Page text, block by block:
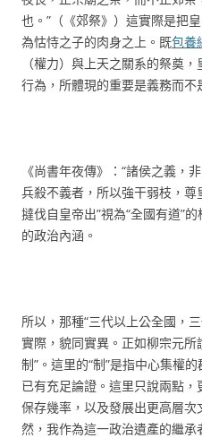
也。”（《郊祭》）這實際是把
為怙恃之子的肉身之上。既包養
（權力）與上天之關系的祭奠
行為，所體現的重要是義務而不
《尚書年夜傳》：“諸侯之義，
兵殺不義者，所以強干弱枝，尊
撻伐自皇帝出”視為“全國有道”
的政治內涵。
所以，那種“三代以上公全國，
實際，貌同實異。正如柳宗元
制”。這里的“制”是指中心集權
已有充足論證。這里只說兩點
保存幾率，以及發展出更高層
然，我作為這一政治遺產的繼